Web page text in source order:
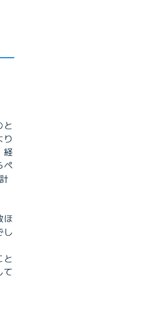
り
経
ペ
ほ
し
て